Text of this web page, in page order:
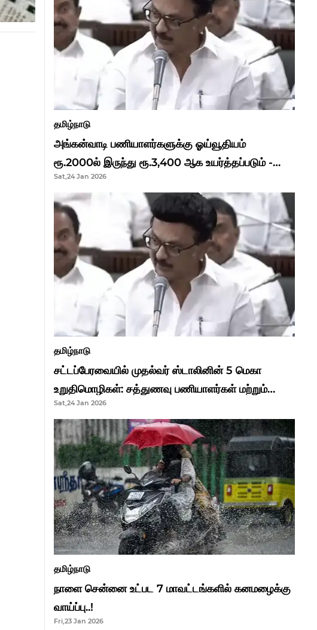
தமிழ்நாடு
அங்கன்வாடி பணியாளர்களுக்கு ஓய்வூதியம்
ரூ.2000ல் இருந்து ரூ.3,400 ஆக உயர்த்தப்படும் -
முதல்வர் மு.க.ஸ்டாலின்..!
Sat,24 Jan 2026
தமிழ்நாடு
சட்டப்பேரவையில் முதல்வர் ஸ்டாலினின் 5 மெகா
உறுதிமொழிகள்: சத்துணவு பணியாளர்கள் மற்றும்
ஆசிரியர்களுக்கு ஜாக்பாட்!
Sat,24 Jan 2026
தமிழ்நாடு
நாளை சென்னை உட்பட 7 மாவட்டங்களில் கனமழைக்கு
வாய்ப்பு..!
Fri,23 Jan 2026